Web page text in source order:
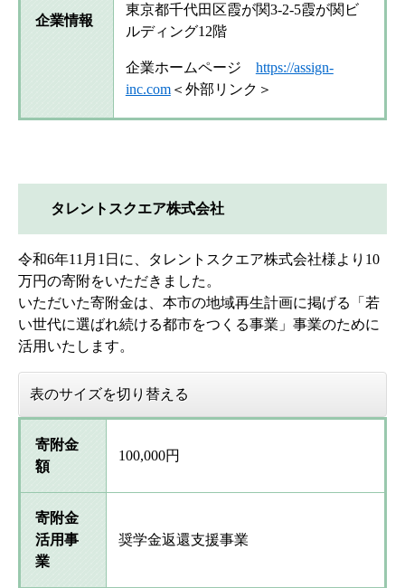
企業情報
東京都千代田区霞が関3-2-5霞が関ビ
ルディング12階
企業ホームページ https://assign-
inc.com＜外部リンク＞
タレントスクエア株式会社
令和6年11月1日に、タレントスクエア株式会社様より10
万円の寄附をいただきました。
いただいた寄附金は、本市の地域再生計画に掲げる「若
い世代に選ばれ続ける都市をつくる事業」事業のために
活用いたします。
表のサイズを切り替える
寄附金
額
100,000円
寄附金
活用事
業
奨学金返還支援事業